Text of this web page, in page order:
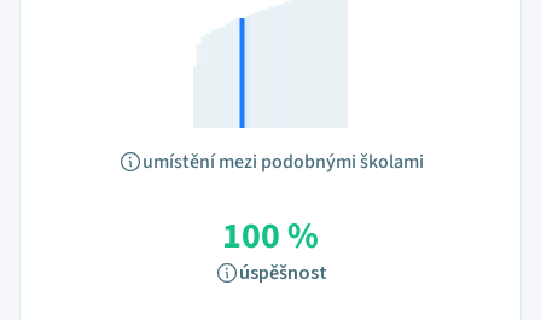
umístění mezi podobnými školami
100 %
úspěšnost